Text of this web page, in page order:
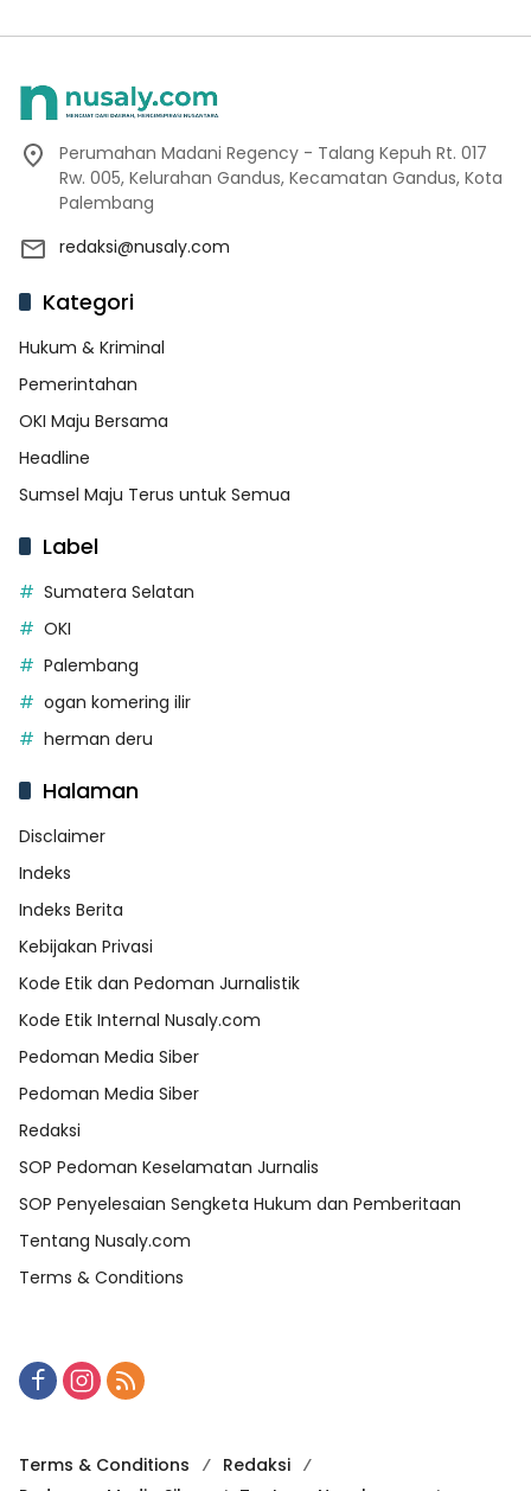
Perumahan Madani Regency - Talang Kepuh Rt. 017
Rw. 005, Kelurahan Gandus, Kecamatan Gandus, Kota
Palembang
redaksi@nusaly.com
Kategori
Hukum & Kriminal
Pemerintahan
OKI Maju Bersama
Headline
Sumsel Maju Terus untuk Semua
Label
Sumatera Selatan
OKI
Palembang
ogan komering ilir
herman deru
Halaman
Disclaimer
Indeks
Indeks Berita
Kebijakan Privasi
Kode Etik dan Pedoman Jurnalistik
Kode Etik Internal Nusaly.com
Pedoman Media Siber
Pedoman Media Siber
Redaksi
SOP Pedoman Keselamatan Jurnalis
SOP Penyelesaian Sengketa Hukum dan Pemberitaan
Tentang Nusaly.com
Terms & Conditions
Terms & Conditions
Redaksi